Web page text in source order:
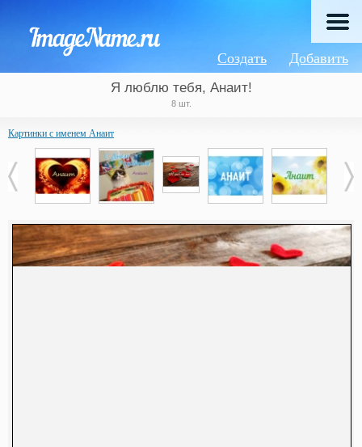
Добавить
Создать
Я люблю тебя, Анаит!
8 шт.
Картинки с именем Анаит